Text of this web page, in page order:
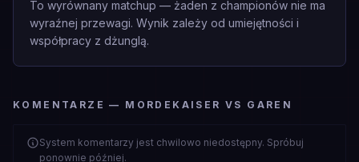
To wyrównany matchup — żaden z championów nie ma
wyraźnej przewagi. Wynik zależy od umiejętności i
współpracy z dżunglą.
KOMENTARZE — MORDEKAISER VS GAREN
System komentarzy jest chwilowo niedostępny. Spróbuj
ponownie później.